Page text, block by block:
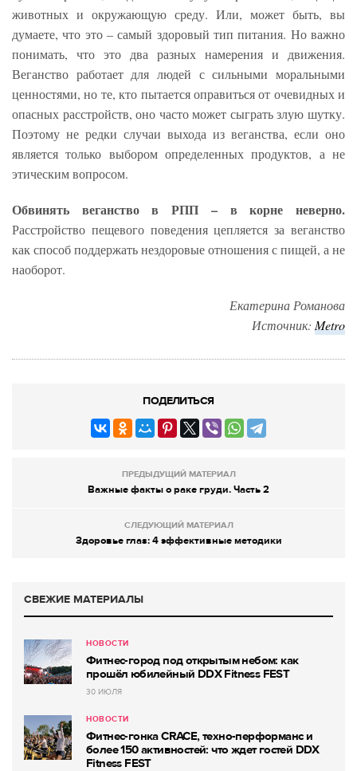
животных и окружающую среду. Или, может быть, вы
думаете, что это – самый здоровый тип питания. Но важно
понимать, что это два разных намерения и движения.
Веганство работает для людей с сильными моральными
ценностями, но те, кто пытается оправиться от очевидных и
опасных расстройств, оно часто может сыграть злую шутку.
Поэтому не редки случаи выхода из веганства, если оно
является только выбором определенных продуктов, а не
этическим вопросом.
Обвинять веганство в РПП – в корне неверно.
Расстройство пещевого поведения цепляется за веганство
как способ поддержать нездоровые отношения с пищей, а не
наоборот.
Екатерина Романова
Источник: Metro
ПОДЕЛИТЬСЯ
ПРЕДЫДУЩИЙ МАТЕРИАЛ
Важные факты о раке груди. Часть 2
СЛЕДУЮЩИЙ МАТЕРИАЛ
Здоровье глаз: 4 эффективные методики
СВЕЖИЕ МАТЕРИАЛЫ
НОВОСТИ
Фитнес-город под открытым небом: как
прошёл юбилейный DDX Fitness FEST
30 ИЮЛЯ
НОВОСТИ
Фитнес-гонка CRACE, техно-перформанс и
более 150 активностей: что ждет гостей DDX
Fitness FEST